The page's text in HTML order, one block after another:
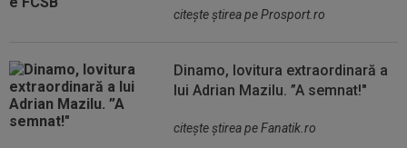
citeşte ştirea pe Prosport.ro
Dinamo, lovitura extraordinară a
lui Adrian Mazilu. ”A semnat!"
citeşte ştirea pe Fanatik.ro